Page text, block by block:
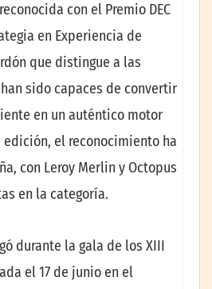
con el Premio DEC
en Experiencia de
que distingue a las
sido capaces de convertir
en un auténtico motor
edición, el reconocimiento ha
con Leroy Merlin y Octopus
en la categoría.
durante la gala de los XIII
el 17 de junio en el